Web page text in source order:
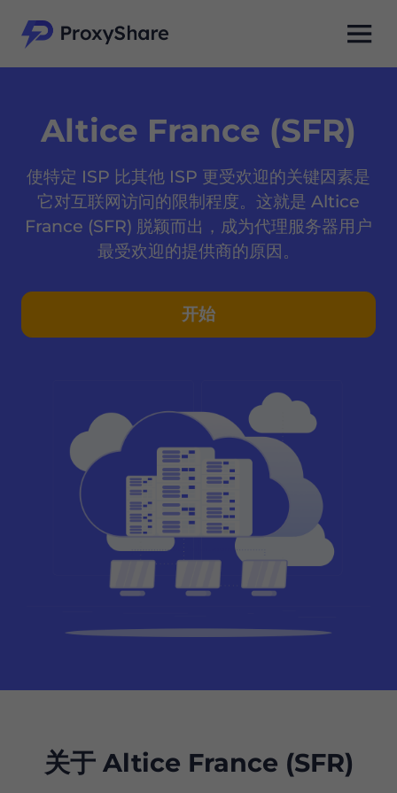
Altice France (SFR)
使特定 ISP 比其他 ISP 更受欢迎的关键因素是
它对互联网访问的限制程度。这就是 Altice
France (SFR) 脱颖而出，成为代理服务器用户
最受欢迎的提供商的原因。
开始
关于 Altice France (SFR)